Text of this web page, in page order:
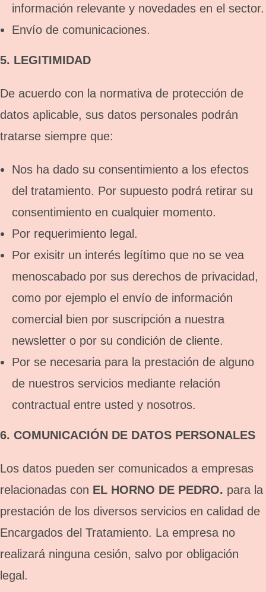
información relevante y novedades en el sector.
Envío de comunicaciones.
5. LEGITIMIDAD
De acuerdo con la normativa de protección de
datos aplicable, sus datos personales podrán
tratarse siempre que:
Nos ha dado su consentimiento a los efectos
del tratamiento. Por supuesto podrá retirar su
consentimiento en cualquier momento.
Por requerimiento legal.
Por exisitr un interés legítimo que no se vea
menoscabado por sus derechos de privacidad,
como por ejemplo el envío de información
comercial bien por suscripción a nuestra
newsletter o por su condición de cliente.
Por se necesaria para la prestación de alguno
de nuestros servicios mediante relación
contractual entre usted y nosotros.
6. COMUNICACIÓN DE DATOS PERSONALES
Los datos pueden ser comunicados a empresas
relacionadas con EL HORNO DE PEDRO. para la
prestación de los diversos servicios en calidad de
Encargados del Tratamiento. La empresa no
realizará ninguna cesión, salvo por obligación
legal.